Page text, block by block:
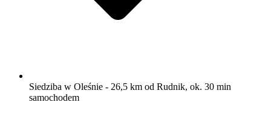
Siedziba w Oleśnie - 26,5 km od Rudnik, ok. 30 min
samochodem